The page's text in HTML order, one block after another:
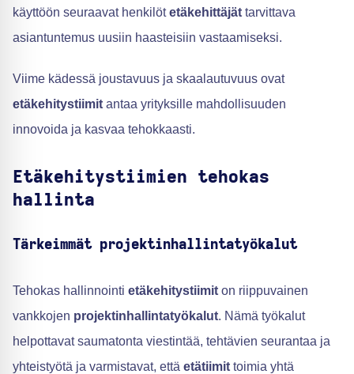
käyttöön seuraavat henkilötetäkehittäjät tarvittava
asiantuntemus uusiin haasteisiin vastaamiseksi.
Viime kädessä joustavuus ja skaalautuvuus ovat
etäkehitystiimit antaa yrityksille mahdollisuuden
innovoida ja kasvaa tehokkaasti.
Etäkehitystiimien tehokas
hallinta
Tärkeimmät projektinhallintatyökalut
Tehokas hallinnointi etäkehitystiimit on riippuvainen
vankkojen projektinhallintatyökalut. Nämä työkalut
helpottavat saumatonta viestintää, tehtävien seurantaa ja
yhteistyötä ja varmistavat, että etätiimit toimia yhtä